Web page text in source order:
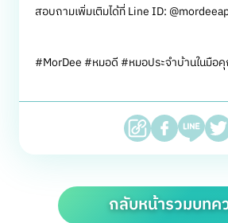
สอบถามเพิ่มเติมได้ที่ Line ID:
#MorDee #หมอดี #หมอประจำบ้านในมือ
กลับหน้ารวมบทค